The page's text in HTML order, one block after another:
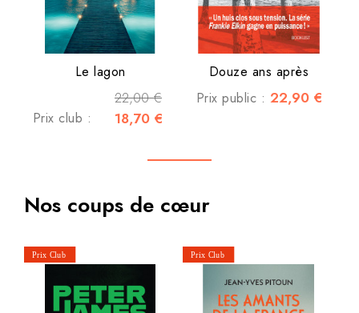
Le lagon
22,00 €
Prix club : 18,70 €
Douze ans après
Prix public : 22,90 €
Nos coups de cœur